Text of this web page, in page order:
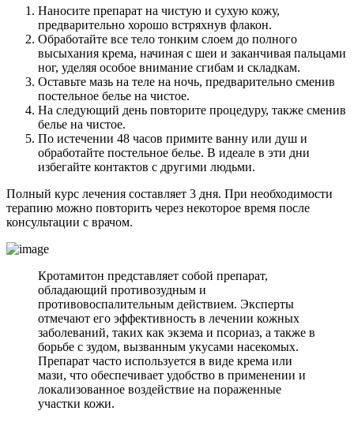
Наносите препарат на чистую и сухую кожу,
предварительно хорошо встряхнув флакон.
Обработайте все тело тонким слоем до полного
высыхания крема, начиная с шеи и заканчивая пальцами
ног, уделяя особое внимание сгибам и складкам.
Оставьте мазь на теле на ночь, предварительно сменив
постельное белье на чистое.
На следующий день повторите процедуру, также сменив
белье на чистое.
По истечении 48 часов примите ванну или душ и
обработайте постельное белье. В идеале в эти дни
избегайте контактов с другими людьми.
Полный курс лечения составляет 3 дня. При необходимости
терапию можно повторить через некоторое время после
консультации с врачом.
Кротамитон представляет собой препарат,
обладающий противозудным и
противовоспалительным действием. Эксперты
отмечают его эффективность в лечении кожных
заболеваний, таких как экзема и псориаз, а также в
борьбе с зудом, вызванным укусами насекомых.
Препарат часто используется в виде крема или
мази, что обеспечивает удобство в применении и
локализованное воздействие на пораженные
участки кожи.